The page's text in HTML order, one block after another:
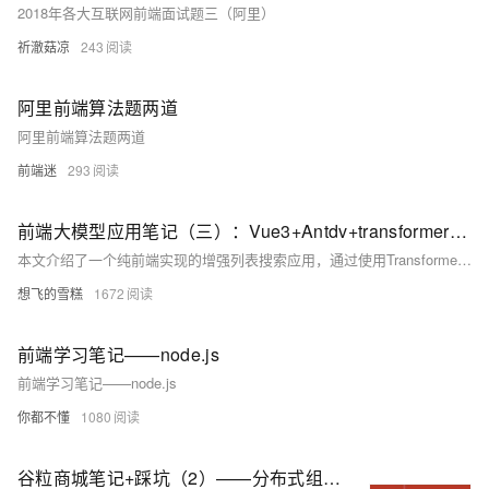
2018年各大互联网前端面试题三（阿里）
祈澈菇凉 243
阿里前端算法题两道
阿里前端算法题两道
前端迷 293
前端大模型应用笔记（三）：Vue3+Antdv+transformers+本地模型实现浏览器端侧增强搜索
本文介绍了一个纯前端实现的增强列表搜索应用，通过使用Transformer模型，实现了更智能的搜索功能，如使用“番茄”可以搜索到“西红柿”。项目基于Vue3和Ant Design Vue，使用了Xenova的bge-base-zh-v1.5模型。文章详细介绍了从环境搭建、数据准备到具体实现的全过程，并展示了实际效果和待改进点。
想飞的雪糕 1672
前端学习笔记——node.js
前端学习笔记——node.js
你都不懂 1080
谷粒商城笔记+踩坑（2）——分布式组件、前端基础，nacos+feign+gateway+ES6+vue脚手架